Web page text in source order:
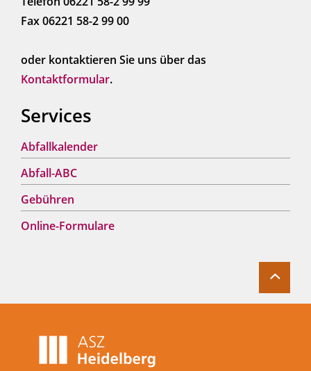
Fax 06221 58-2 99 00
oder kontaktieren Sie uns über das
Kontaktformular.
Services
Abfallkalender
Abfall-ABC
Gebühren
Online-Formulare